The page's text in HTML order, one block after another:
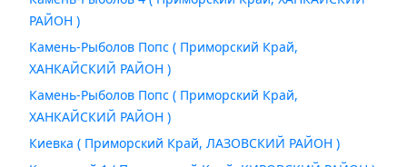
РАЙОН )
Камень-Рыболов Попс ( Приморский Край,
ХАНКАЙСКИЙ РАЙОН )
Камень-Рыболов Попс ( Приморский Край,
ХАНКАЙСКИЙ РАЙОН )
Киевка ( Приморский Край, ЛАЗОВСКИЙ РАЙОН )